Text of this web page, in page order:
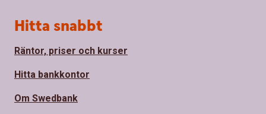
Hitta snabbt
Räntor, priser och kurser
Hitta bankkontor
Om Swedbank